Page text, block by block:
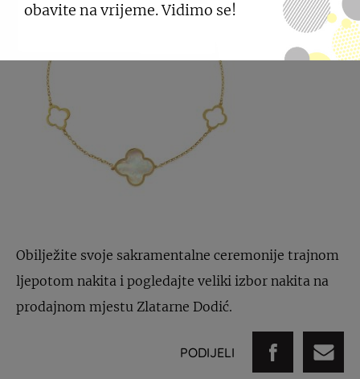
Obilježite svoje sakramentalne ceremonije trajnom
ljepotom nakita i pogledajte veliki izbor nakita na
prodajnom mjestu Zlatarne Dodić.
PODIJELI
obavite na vrijeme. Vidimo se!